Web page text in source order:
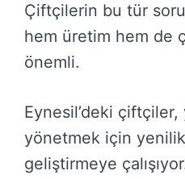
Çiftçilerin bu tür
hem üretim hem de
önemli.
Eynesil’deki çiftçiler,
yönetmek için
geliştirmeye